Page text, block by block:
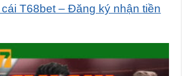
T68bet – Đăng ký nhận tiền